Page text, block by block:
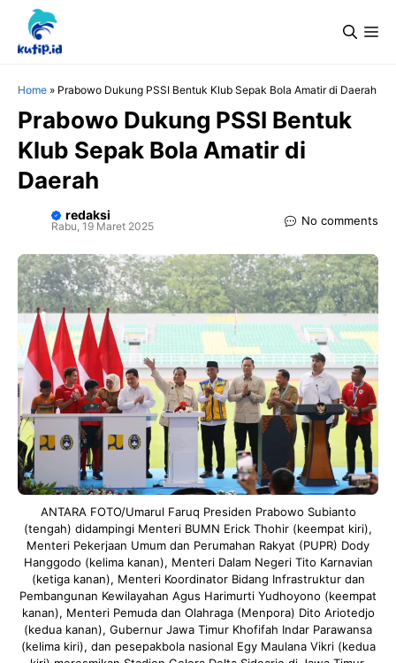
Langsung
Home » Prabowo Dukung PSSI Bentuk Klub Sepak Bola Amatir di Daerah
Prabowo Dukung PSSI Bentuk
Klub Sepak Bola Amatir di
Daerah
redaksi
Rabu, 19 Maret 2025 No comments
ANTARA FOTO/Umarul Faruq Presiden Prabowo Subianto
(tengah) didampingi Menteri BUMN Erick Thohir (keempat kiri),
Menteri Pekerjaan Umum dan Perumahan Rakyat (PUPR) Dody
Hanggodo (kelima kanan), Menteri Dalam Negeri Tito Karnavian
(ketiga kanan), Menteri Koordinator Bidang Infrastruktur dan
Pembangunan Kewilayahan Agus Harimurti Yudhoyono (keempat
kanan), Menteri Pemuda dan Olahraga (Menpora) Dito Ariotedjo
(kedua kanan), Gubernur Jawa Timur Khofifah Indar Parawansa
(kelima kiri), dan pesepakbola nasional Egy Maulana Vikri (kedua